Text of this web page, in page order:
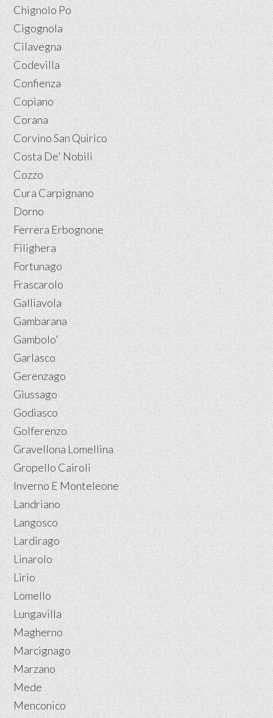
Chignolo Po
Cigognola
Cilavegna
Codevilla
Confienza
Copiano
Corana
Corvino San Quirico
Costa De' Nobili
Cozzo
Cura Carpignano
Dorno
Ferrera Erbognone
Filighera
Fortunago
Frascarolo
Galliavola
Gambarana
Gambolo'
Garlasco
Gerenzago
Giussago
Godiasco
Golferenzo
Gravellona Lomellina
Gropello Cairoli
Inverno E Monteleone
Landriano
Langosco
Lardirago
Linarolo
Lirio
Lomello
Lungavilla
Magherno
Marcignago
Marzano
Mede
Menconico